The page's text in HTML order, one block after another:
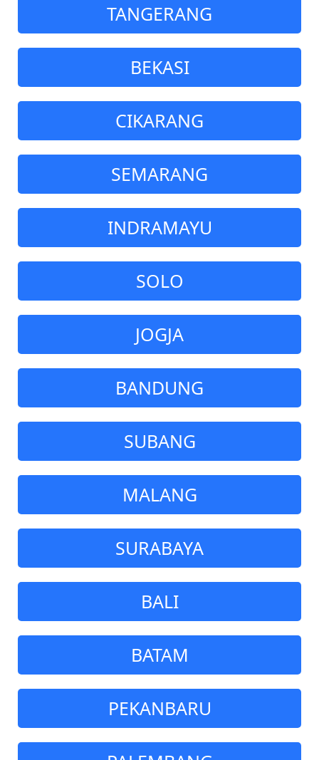
TANGERANG
BEKASI
CIKARANG
SEMARANG
INDRAMAYU
SOLO
JOGJA
BANDUNG
SUBANG
MALANG
SURABAYA
BALI
BATAM
PEKANBARU